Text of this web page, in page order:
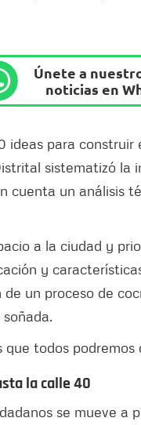
Únete a
noticias en
ideas para
sistematizó la
cuenta un análisis
a la ciudad y
y
un proceso de
que todos podremos
la calle 40
se mueve a